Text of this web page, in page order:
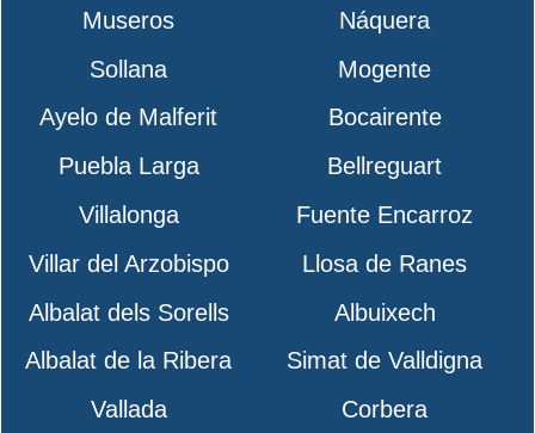
Museros
Náquera
Sollana
Mogente
Ayelo de Malferit
Bocairente
Puebla Larga
Bellreguart
Villalonga
Fuente Encarroz
Villar del Arzobispo
Llosa de Ranes
Albalat dels Sorells
Albuixech
Albalat de la Ribera
Simat de Valldigna
Vallada
Corbera